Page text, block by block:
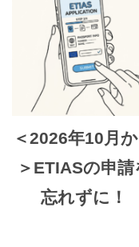
＜2026年10月
＞ETIASの申請
忘れずに！